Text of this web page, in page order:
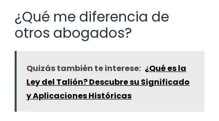
¿Qué me diferencia de
otros abogados?
Quizás también te interese: ¿Qué es la
Ley del Talión? Descubre su Significado
y Aplicaciones Históricas